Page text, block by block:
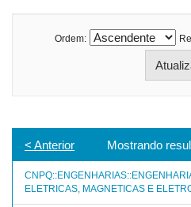
Ordem:
Mostrando
< Anterior
ELETRICAS, MAGNETICAS E